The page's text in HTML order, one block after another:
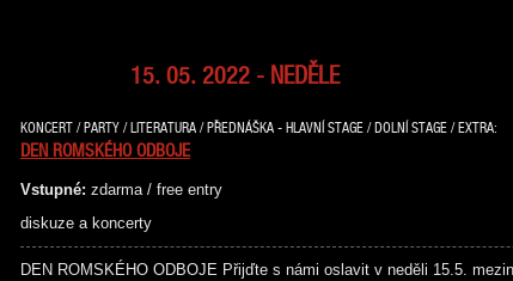
15. 05. 2022 - NEDĚLE
KONCERT / PARTY / LITERATURA / PŘEDNÁŠKA - HLAVNÍ STAGE / DOLNÍ STAGE / EXTRA:
DEN ROMSKÉHO ODBOJE
Vstupné: zdarma / free entry
diskuze a koncerty
DEN ROMSKÉHO ODBOJE Přijďte s námi oslavit v neděli 15.5.